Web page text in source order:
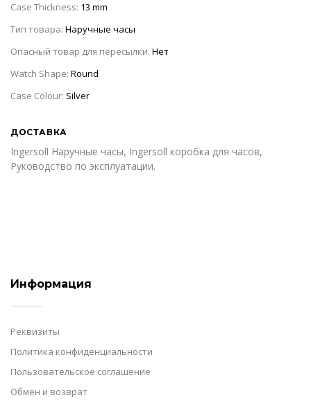
Case Thickness: 13 mm
Тип товара: Наручные часы
Опасный товар для пересылки: Нет
Watch Shape: Round
Case Colour: Silver
ДОСТАВКА
Ingersoll Наручные часы, Ingersoll коробка для часов,
Руководство по эксплуатации.
Информация
Реквизиты
Политика конфиденциальности
Пользовательское соглашение
Обмен и возврат